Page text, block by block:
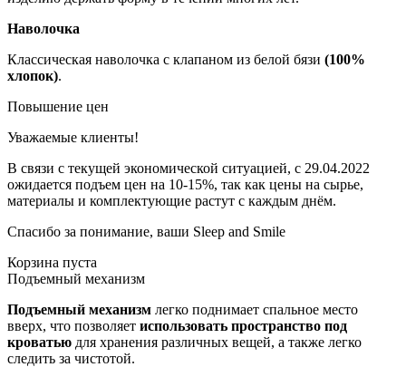
Наволочка
Классическая наволочка с клапаном из белой бязи (100%
хлопок).
Повышение цен
Уважаемые клиенты!
В связи с текущей экономической ситуацией, с 29.04.2022
ожидается подъем цен на 10-15%, так как цены на сырье,
материалы и комплектующие растут с каждым днём.
Спасибо за понимание, ваши Sleep and Smile
Корзина пуста
Подъемный механизм
Подъемный механизм легко поднимает спальное место
вверх, что позволяет использовать пространство под
кроватью для хранения различных вещей, а также легко
следить за чистотой.